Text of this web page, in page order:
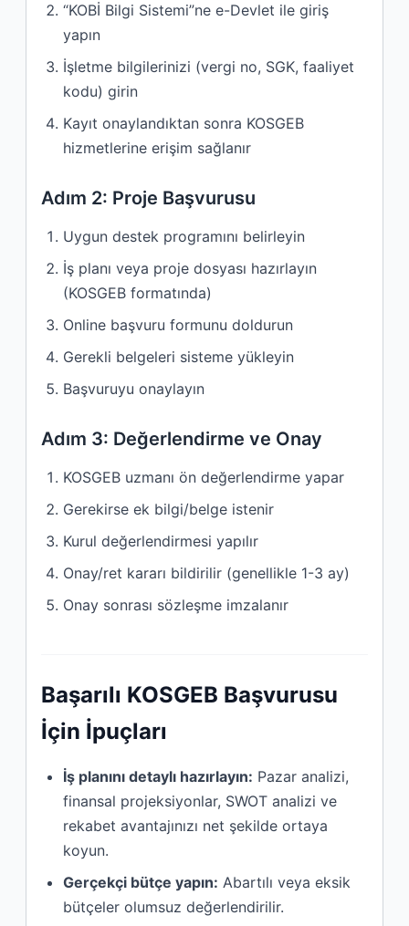
“KOBİ Bilgi Sistemi”ne e-Devlet ile giriş
yapın
İşletme bilgilerinizi (vergi no, SGK, faaliyet
kodu) girin
Kayıt onaylandıktan sonra KOSGEB
hizmetlerine erişim sağlanır
Adım 2: Proje Başvurusu
Uygun destek programını belirleyin
İş planı veya proje dosyası hazırlayın
(KOSGEB formatında)
Online başvuru formunu doldurun
Gerekli belgeleri sisteme yükleyin
Başvuruyu onaylayın
Adım 3: Değerlendirme ve Onay
KOSGEB uzmanı ön değerlendirme yapar
Gerekirse ek bilgi/belge istenir
Kurul değerlendirmesi yapılır
Onay/ret kararı bildirilir (genellikle 1-3 ay)
Onay sonrası sözleşme imzalanır
Başarılı KOSGEB Başvurusu
İçin İpuçları
İş planını detaylı hazırlayın: Pazar analizi,
finansal projeksiyonlar, SWOT analizi ve
rekabet avantajınızı net şekilde ortaya
koyun.
Gerçekçi bütçe yapın: Abartılı veya eksik
bütçeler olumsuz değerlendirilir.